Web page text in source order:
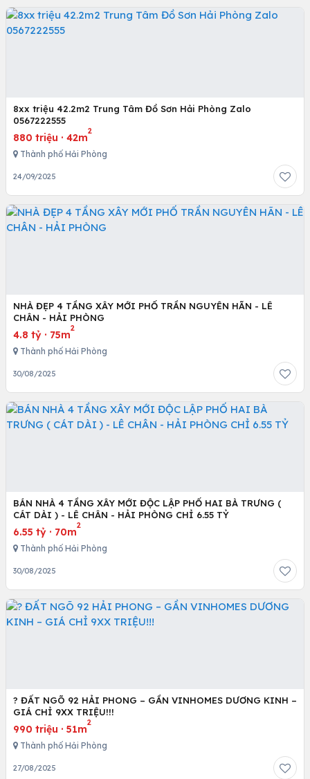
8xx triệu 42.2m2 Trung Tâm Đồ Sơn Hải Phòng Zalo
0567222555
880 triệu · 42m
2
Thành phố Hải Phòng
24/09/2025
NHÀ ĐẸP 4 TẦNG XÂY MỚI PHỐ TRẦN NGUYÊN HÃN - LÊ
CHÂN - HẢI PHÒNG
4.8 tỷ · 75m
2
Thành phố Hải Phòng
30/08/2025
BÁN NHÀ 4 TẦNG XÂY MỚI ĐỘC LẬP PHỐ HAI BÀ TRƯNG (
CÁT DÀI ) - LÊ CHÂN - HẢI PHÒNG CHỈ 6.55 TỶ
6.55 tỷ · 70m
2
Thành phố Hải Phòng
30/08/2025
? ĐẤT NGÕ 92 HẢI PHONG – GẦN VINHOMES DƯƠNG KINH –
GIÁ CHỈ 9XX TRIỆU!!!
990 triệu · 51m
2
Thành phố Hải Phòng
27/08/2025